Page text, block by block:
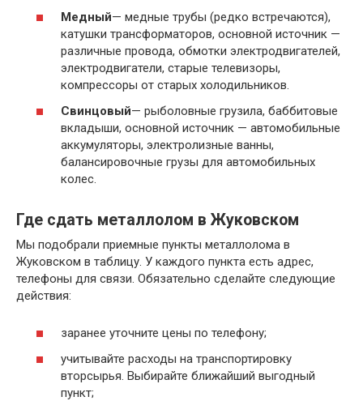
Медный— медные трубы (редко встречаются),
катушки трансформаторов, основной источник —
различные провода, обмотки электродвигателей,
электродвигатели, старые телевизоры,
компрессоры от старых холодильников.
Свинцовый— рыболовные грузила, баббитовые
вкладыши, основной источник — автомобильные
аккумуляторы, электролизные ванны,
балансировочные грузы для автомобильных
колес.
Где сдать металлолом в Жуковском
Мы подобрали приемные пункты металлолома в
Жуковском в таблицу. У каждого пункта есть адрес,
телефоны для связи. Обязательно сделайте следующие
действия:
заранее уточните цены по телефону;
учитывайте расходы на транспортировку
вторсырья. Выбирайте ближайший выгодный
пункт;